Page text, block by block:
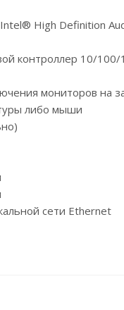
High Definition
контроллер 10/
мониторов на
либо мыши
сети Ethernet